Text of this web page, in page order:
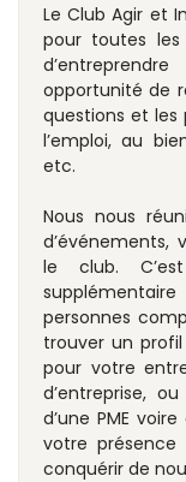
Le Club Agir et
pour toutes les
opportunité de
questions et les
l’emploi, au
etc.
Nous nous
d’événements,
le club.
personnes
trouver un
pour votre
d’entreprise,
d’une PME
votre
conquérir de